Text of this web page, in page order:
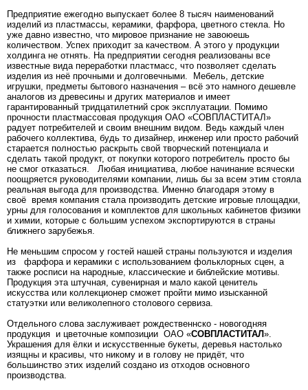
Предприятие ежегодно выпускает более 8 тысяч наименований
изделий из пластмассы, керамики, фарфора, цветного стекла. Но
уже давно известно, что мировое признание не завоюешь
количеством. Успех приходит за качеством. А этого у продукции
холдинга не отнять. На предприятии сегодня реализованы все
известные вида переработки пластмасс, что позволяет сделать
изделия из неё прочными и долговечными. Мебель, детские
игрушки, предметы бытового назначения – всё это намного дешевле
аналогов из древесины и других материалов и имеет
гарантированный тридцатилетний срок эксплуатации. Помимо
прочности пластмассовая продукция OAO «СОВПЛАСТИТАЛ»
радует потребителей и своим внешним видом. Ведь каждый член
рабочего коллектива, будь то дизайнер, инженер или просто рабочий
старается полностью раскрыть свой творческий потенциала и
сделать такой продукт, от покупки которого потребитель просто бы
не смог отказаться. Любая инициатива, любое начинание всячески
поощряется руководителями компании, лишь бы за всем этим стояла
реальная выгода для производства. Именно благодаря этому в
своё время компания стала производить детские игровые площадки,
урны для голосования и комплектов для школьных кабинетов физики
и химии, которые с большим успехом экспортируются в страны
ближнего зарубежья.
Не меньшим спросом у гостей нашей страны пользуются и изделия
из фарфора и керамики с использованием фольклорных сцен, а
также росписи на народные, классические и библейские мотивы.
Продукция эта штучная, сувенирная и мало какой ценитель
искусства или коллекционер сможет пройти мимо изысканной
статуэтки или великолепного столового сервиза.
Отдельного слова заслуживает рождественнско - новогодняя
продукция и цветочные композиции OAO «СОВПЛАСТИТАЛ».
Украшения для ёлки и искусственные букеты, деревья настолько
изящны и красивы, что никому и в голову не придёт, что
большинство этих изделий создано из отходов основного
производства.